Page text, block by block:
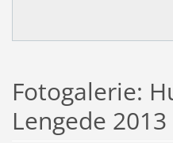
Fotogalerie:
Lengede 2013